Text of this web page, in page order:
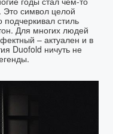
Это символ целой
подчеркивал стиль
Для многих людей
– актуален и в
Duofold ничуть не